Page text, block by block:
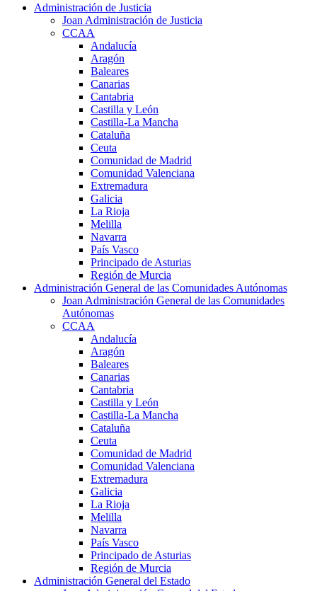
Administración de Justicia
Joan Administración de Justicia
CCAA
Andalucía
Aragón
Baleares
Canarias
Cantabria
Castilla y León
Castilla-La Mancha
Cataluña
Ceuta
Comunidad de Madrid
Comunidad Valenciana
Extremadura
Galicia
La Rioja
Melilla
Navarra
País Vasco
Principado de Asturias
Región de Murcia
Administración General de las Comunidades Autónomas
Joan Administración General de las Comunidades
Autónomas
CCAA
Andalucía
Aragón
Baleares
Canarias
Cantabria
Castilla y León
Castilla-La Mancha
Cataluña
Ceuta
Comunidad de Madrid
Comunidad Valenciana
Extremadura
Galicia
La Rioja
Melilla
Navarra
País Vasco
Principado de Asturias
Región de Murcia
Administración General del Estado